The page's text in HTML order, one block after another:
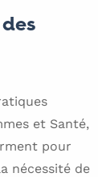
et Santé,
pour
nécessité de